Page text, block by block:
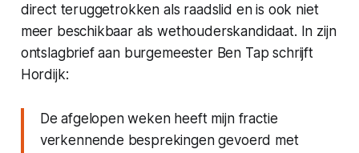
direct teruggetrokken als raadslid en is ook niet
meer beschikbaar als wethouderskandidaat. In zijn
ontslagbrief aan burgemeester Ben Tap schrijft
Hordijk:
De afgelopen weken heeft mijn fractie
verkennende besprekingen gevoerd met